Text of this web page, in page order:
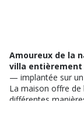
Amoureux de la
villa entièrement
— implantée sur
La maison offre de
différentes